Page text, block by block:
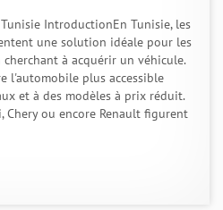
IntroductionEn Tunisie, les
une solution idéale pour les
à acquérir un véhicule.
l'automobile plus accessible
et à des modèles à prix réduit.
Chery ou encore Renault figurent